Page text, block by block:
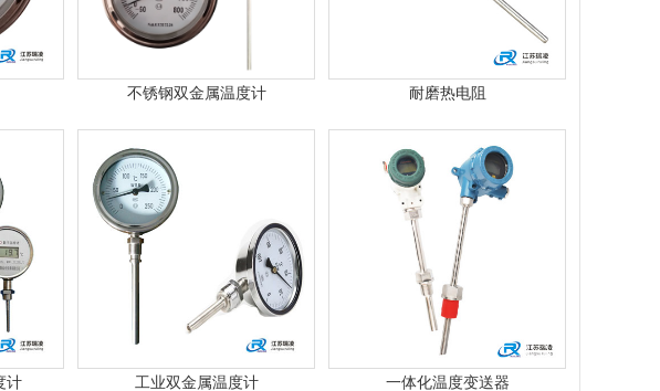
不锈钢双金属温度计 耐磨热电阻
计 工业双金属温度计 一体化温度变送器